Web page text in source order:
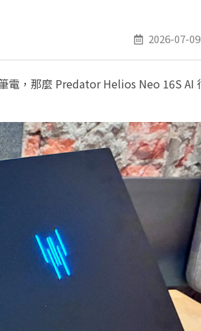
2026-07-09
電，那麼 Predator Helios Neo 16S AI